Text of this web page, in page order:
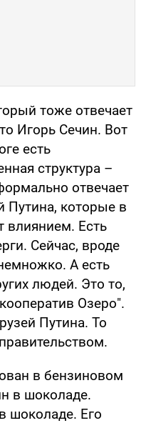
тоже отвечает
Игорь Сечин. Вот
есть
структура –
отвечает
Путина, которые в
влиянием. Есть
Сейчас, вроде
А есть
людей. Это то,
Озеро".
Путина. То
в бензиновом
в шоколаде.
шоколаде. Его